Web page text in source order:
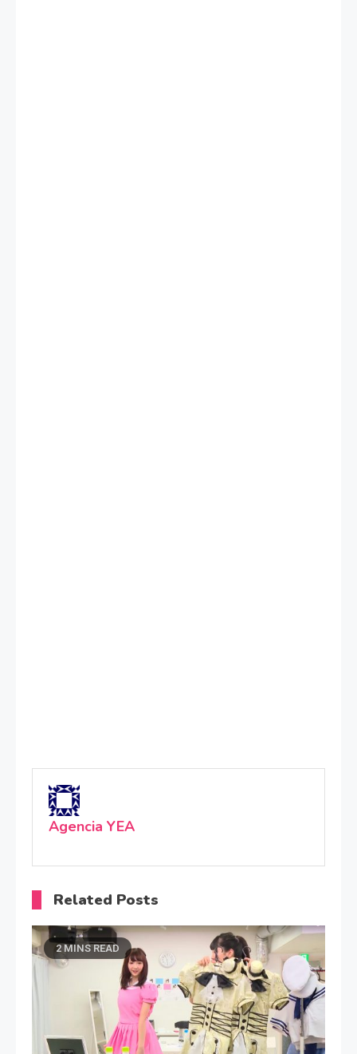
Agencia YEA
Related Posts
2 MINS READ